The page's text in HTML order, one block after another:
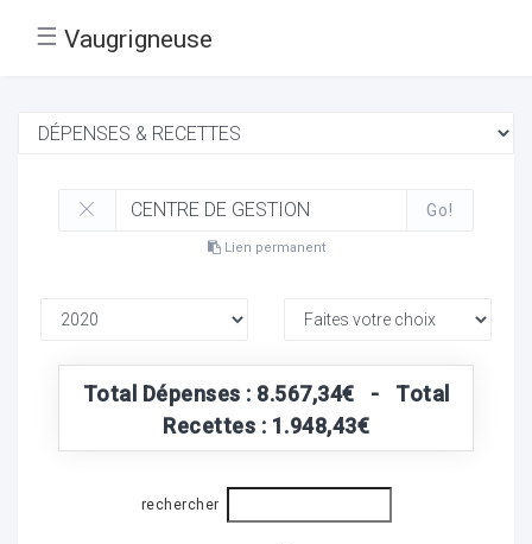
☰ Vaugrigneuse
Go!
Lien permanent
Total Dépenses : 8.567,34€ - Total
Recettes : 1.948,43€
rechercher